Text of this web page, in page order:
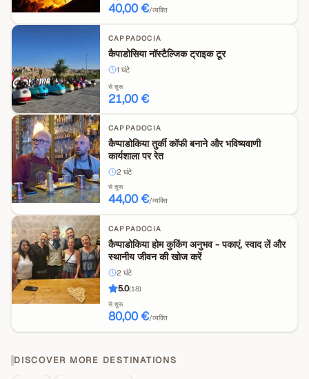
40,00 €/व्यक्ति
CAPPADOCIA
कैपाडोसिया नॉस्टैल्जिक ट्राइक टूर
1 घंटे
से शुरू
21,00 €
CAPPADOCIA
कैप्पाडोकिया तुर्की कॉफी बनाने और भविष्यवाणी
कार्यशाला पर रेत
2 घंटे
से शुरू
44,00 €/व्यक्ति
CAPPADOCIA
कैप्पाडोकिया होम कुकिंग अनुभव - पकाएं, स्वाद लें और
स्थानीय जीवन की खोज करें
2 घंटे
5.0(18)
से शुरू
80,00 €/व्यक्ति
DISCOVER MORE DESTINATIONS